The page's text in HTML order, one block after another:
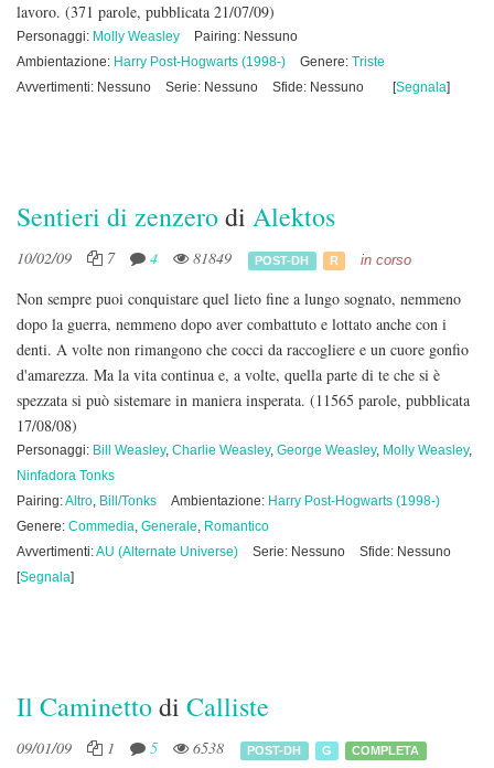
lavoro. (371 parole, pubblicata 21/07/09)
Personaggi: Molly Weasley
Pairing: Nessuno
Ambientazione: Harry Post-Hogwarts (1998-) Genere: Triste
Avvertimenti: Nessuno
Serie: Nessuno Sfide: Nessuno [Segnala]
Sentieri di zenzerodi Alektos
10/02/09 7 4 81849 POST-DH R in corso
Non sempre puoi conquistare quel lieto fine a lungo sognato, nemmeno
dopo la guerra, nemmeno dopo aver combattuto e lottato anche con i
denti. A volte non rimangono che cocci da raccogliere e un cuore gonfio
d'amarezza. Ma la vita continua e, a volte, quella parte di te che si è
spezzata si può sistemare in maniera insperata. (11565 parole, pubblicata
17/08/08)
Personaggi: Bill Weasley, Charlie Weasley, George Weasley, Molly Weasley,
Ninfadora Tonks
Pairing:Altro, Bill/Tonks Ambientazione: Harry Post-Hogwarts (1998-)
Genere: Commedia, Generale, Romantico
Avvertimenti:AU (Alternate Universe) Serie: Nessuno
Sfide: Nessuno
[Segnala]
Il Caminettodi Calliste
09/01/09 1 5 6538 POST-DH G COMPLETA